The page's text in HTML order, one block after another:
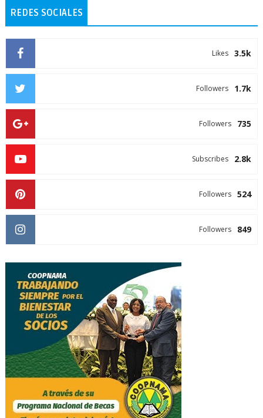
REDES SOCIALES
3.5k
Likes
1.7k
Followers
735
Followers
2.8k
Subscribes
524
Followers
849
Followers